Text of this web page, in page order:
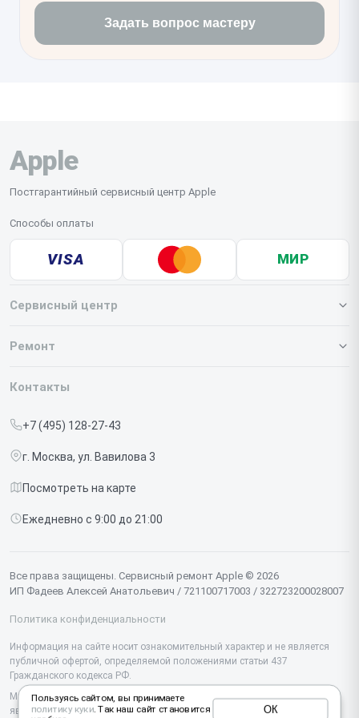
Задать вопрос мастеру
Apple
Постгарантийный сервисный центр Apple
Способы оплаты
VISA МИР
Сервисный центр
О нашем сервисе
Срочный ремонт
Доставка и способы оплаты
Диагностика
Контакты
Ремонт
Iphone
Studio Display
Контакты
+7 (495) 128-27-43
г. Москва, ул. Вавилова 3
Посмотреть на карте
Ежедневно с 9:00 до 21:00
Все права защищены. Сервисный ремонт Apple © 2026
ИП Фадеев Алексей Анатольевич / 721100717003 / 322723200028007
Политика конфиденциальности
Информация на сайте носит ознакомительный характер и не является
публичной офертой, определяемой положениями статьи 437
Гражданского кодекса РФ.
Мы специализируемся на обслуживании и ремонте техники Apple, но не
являемся их официальным представителем. Предоставляем
Пользуясь сайтом, вы принимаете
политику куки. Так наш сайт становится
ОК